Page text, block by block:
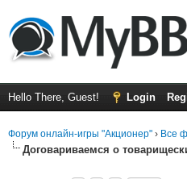
Hello There, Guest! Login
Форум онлайн-игры "Акционер" › Все
Договариваемся о